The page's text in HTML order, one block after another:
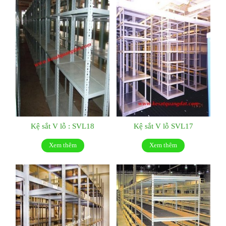
Kệ sắt V lỗ : SVL18
Xem thêm
Kệ sắt V lỗ SVL17
Xem thêm